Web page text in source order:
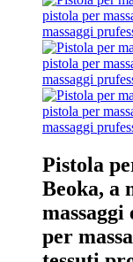
Pistola
Beoka, a
massaggi
per